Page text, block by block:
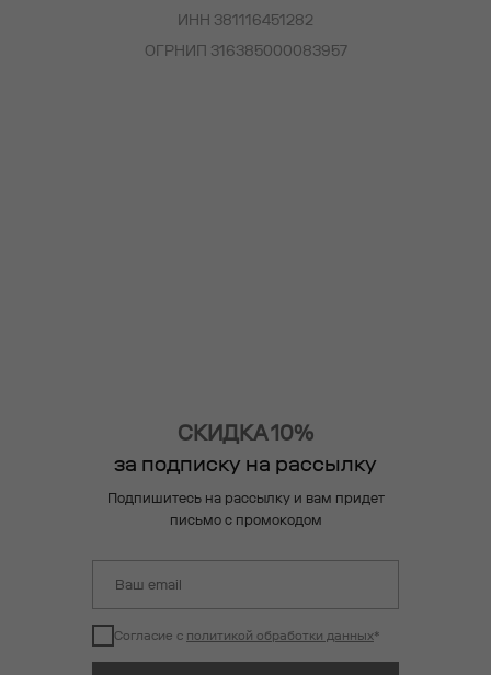
ИНН 381116451282
ОГРНИП 316385000083957
СКИДКА 10%
за подписку на рассылку
Подпишитесь на рассылку и вам придет
письмо с промокодом
Согласие с политикой обработки данных*